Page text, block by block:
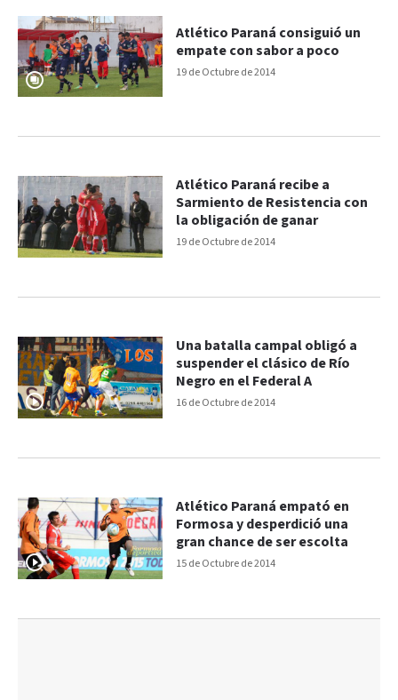
19 de Octubre de 2014
Atlético Paraná consiguió un
empate con sabor a poco
19 de Octubre de 2014
Atlético Paraná recibe a
Sarmiento de Resistencia con
la obligación de ganar
16 de Octubre de 2014
Una batalla campal obligó a
suspender el clásico de Río
Negro en el Federal A
15 de Octubre de 2014
Atlético Paraná empató en
Formosa y desperdició una
gran chance de ser escolta